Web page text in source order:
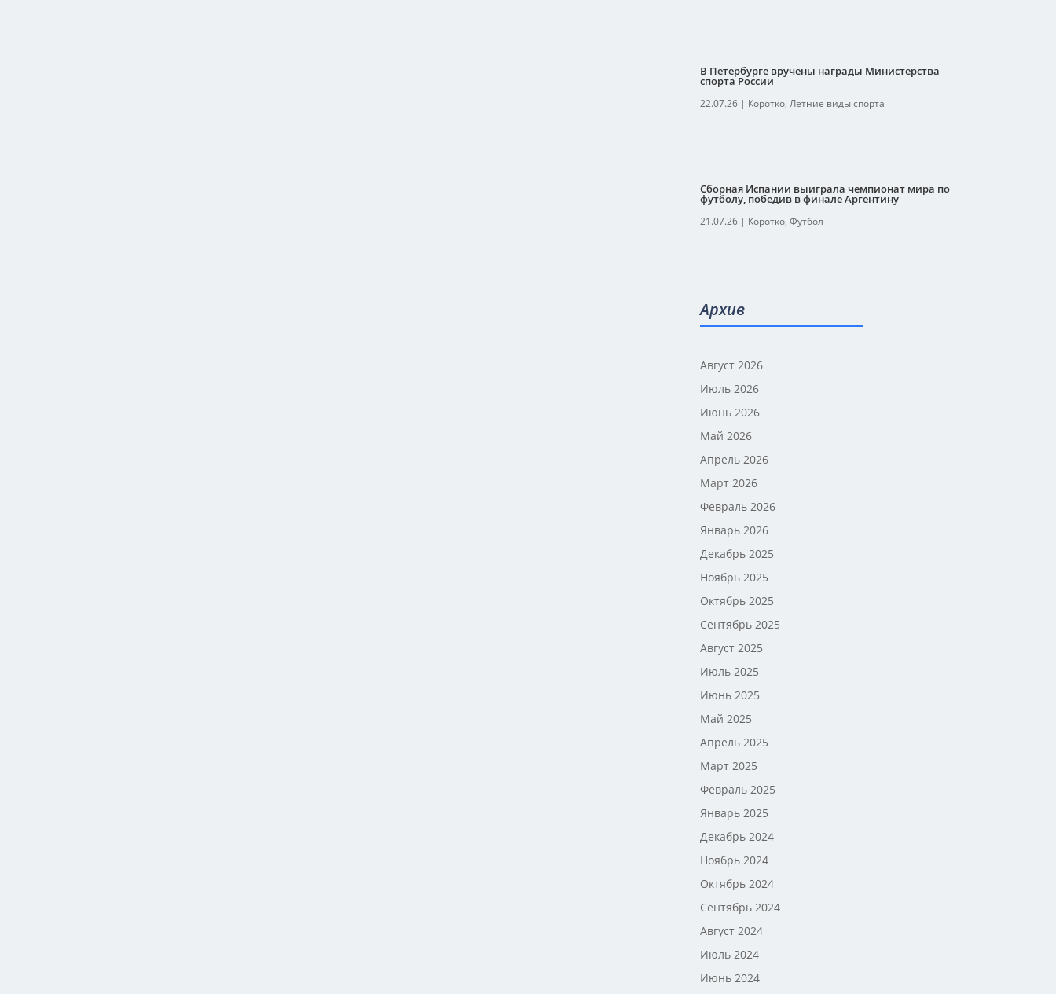
В Петербурге вручены награды Министерства
спорта России
22.07.26| Коротко, Летние виды спорта
Сборная Испании выиграла чемпионат мира по
футболу, победив в финале Аргентину
21.07.26| Коротко, Футбол
Архив
Август 2026
Июль 2026
Июнь 2026
Май 2026
Апрель 2026
Март 2026
Февраль 2026
Январь 2026
Декабрь 2025
Ноябрь 2025
Октябрь 2025
Сентябрь 2025
Август 2025
Июль 2025
Июнь 2025
Май 2025
Апрель 2025
Март 2025
Февраль 2025
Январь 2025
Декабрь 2024
Ноябрь 2024
Октябрь 2024
Сентябрь 2024
Август 2024
Июль 2024
Июнь 2024